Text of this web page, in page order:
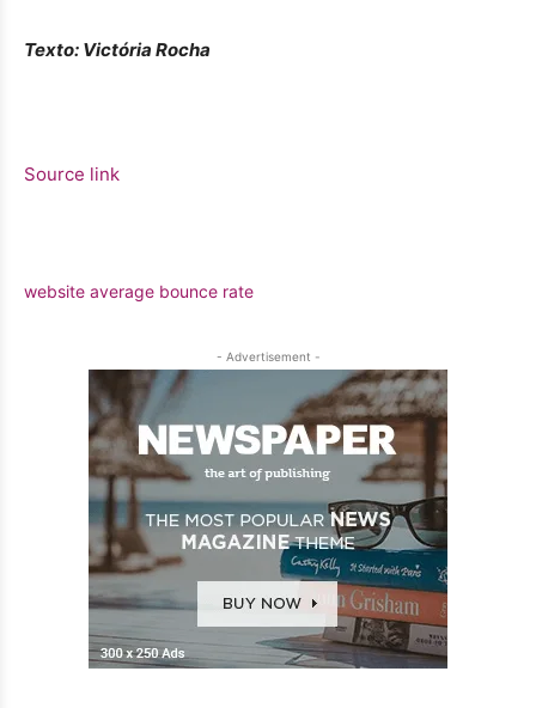
Texto: Victória Rocha
Source link
website average bounce rate
- Advertisement -